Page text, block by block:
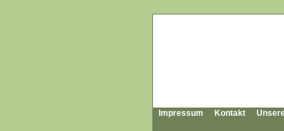
Impressum Kontakt